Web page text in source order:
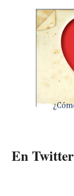
En Twitter